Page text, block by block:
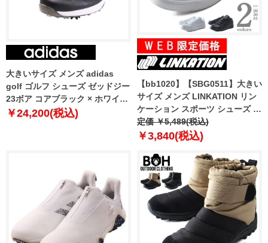
大きいサイズ メンズ adidas
golf ゴルフ シューズ ゼッドジー
23ボア コアブラック × ホワイト
× ダークシルバーメタリック
￥24,200(税込)
【bb1020】【SBG0511】大きい
サイズ メンズ LINKATION リン
ケーション スポーツ シューズ ス
ニーカー アスレジャー スポーツ
ウェア lksn-239001
定価 ￥5,489(税込)
￥3,840(税込)